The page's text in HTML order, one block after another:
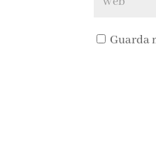
Guarda